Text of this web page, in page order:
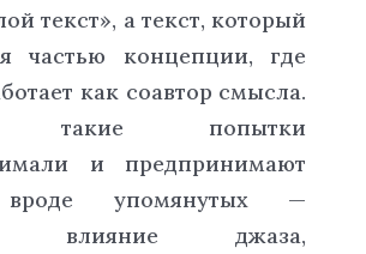
текст», а текст, который
частью концепции, где
как соавтор смысла.
такие попытки
и предпринимают
упомянутых —
влияние джаза,